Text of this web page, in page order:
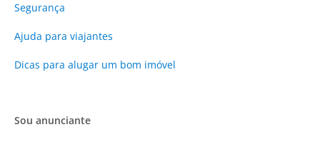
Segurança
Ajuda para viajantes
Dicas para alugar um bom imóvel
Sou anunciante